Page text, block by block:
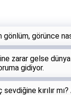
görünce
zarar gelse
gidiyor.
kırılır